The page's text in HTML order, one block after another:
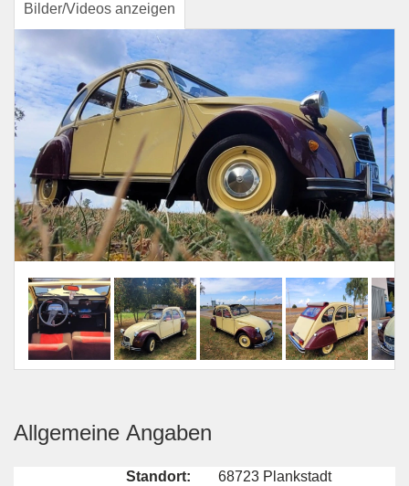
Bilder/Videos anzeigen
Allgemeine Angaben
Standort:
68723 Plankstadt